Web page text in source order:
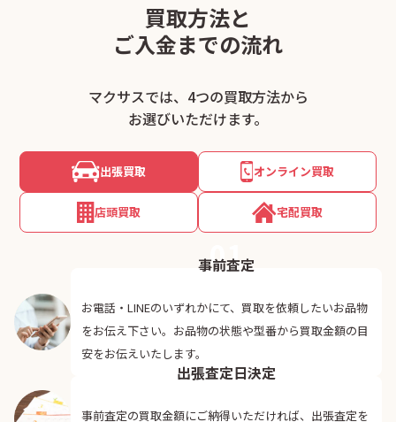
買取方法と
ご入金までの流れ
マクサスでは、4つの買取方法から
お選びいただけます。
出張買取 オンライン買取
店頭買取 宅配買取
01
事前査定
お電話・LINEのいずれかにて、買取を依頼したいお品物
をお伝え下さい。お品物の状態や型番から買取金額の目
安をお伝えいたします。
02
出張査定日決定
事前査定の買取金額にご納得いただければ、出張査定を